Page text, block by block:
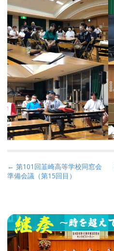
P
o
n
a
v
← 第101回韮崎高等学校同窓会
準備会議（第15回目）